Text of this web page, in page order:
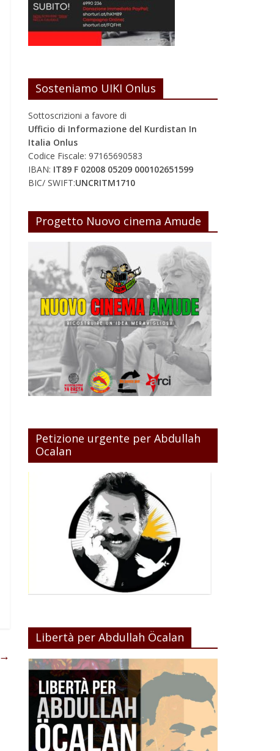
→
Sosteniamo UIKI Onlus
Sottoscrizioni a favore di
Ufficio di Informazione del Kurdistan In
Italia Onlus
Codice Fiscale: 97165690583
IBAN: IT89 F 02008 05209 000102651599
BIC/ SWIFT:UNCRITM1710
Progetto Nuovo cinema Amude
Petizione urgente per Abdullah
Ocalan
Libertà per Abdullah Öcalan